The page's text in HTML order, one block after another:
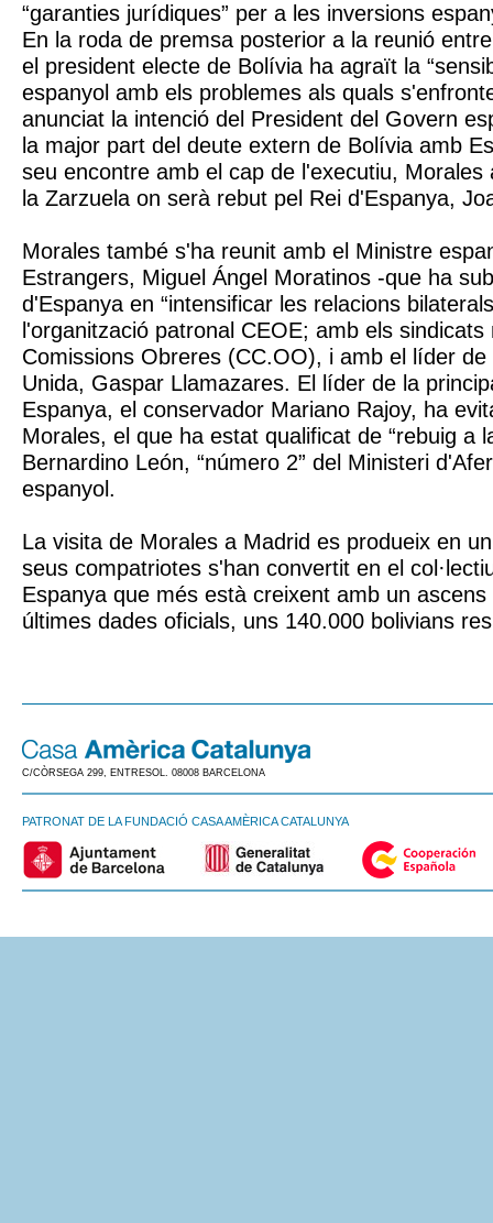
“garanties jurídiques” per a les inversions
En la roda de premsa posterior a la reunió
el president electe de Bolívia ha agraït la
espanyol amb els problemes als quals
anunciat la intenció del President del Govern
la major part del deute extern de Bolívia amb
seu encontre amb el cap de l'executiu, Morales
la Zarzuela on serà rebut pel Rei d'Espanya,
Morales també s'ha reunit amb el Ministre
Estrangers, Miguel Ángel Moratinos -que ha
d'Espanya en “intensificar les relacions
l'organització patronal CEOE; amb els
Comissions Obreres (CC.OO), i amb el líder
Unida, Gaspar Llamazares. El líder de la
Espanya, el conservador Mariano Rajoy, ha
Morales, el que ha estat qualificat de “rebuig a
Bernardino León, “número 2” del Ministeri
espanyol.
La visita de Morales a Madrid es produeix en
seus compatriotes s'han convertit en el
Espanya que més està creixent amb un
últimes dades oficials, uns 140.000 bolivians
C/CÒRSEGA 299, ENTRESOL. 08008 BARCELONA
PATRONAT DE LA FUNDACIÓ CASA AMÈRICA CATALUNYA